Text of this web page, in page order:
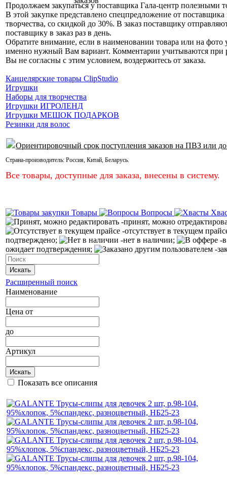
Продолжаем закупаться у поставщика Гала-центр полезными
В этой закупке представлено спецпредложение от
творчества, со скидкой до 30%. В заказ поставщику
поставщику в заказ раз в день.
Обратите внимание, если в наименовании товара или на фото
именно нужный Вам вариант. Комментарии учитываются при
Вы не согласны с этим условием, воздержитесь от заказа.
Канцелярские товары ClipStudio
Игрушки
Наборы для творчества
Игрушки ИГРОЛЕНД
Игрушки МЕШОК ПОДАРКОВ
Резинки для волос
Ориентировочный срок поступления заказов на ПВЗ или
Страна-производитель: Россия, Китай, Беларусь.
Все товары, доступные для заказа, внесены в систему.
Товары Вопросы
-принят, можно
-отсутствует в текущем
подтверждено;
-нет в наличии;
-
ожидает подтверждения;
-
Искать
Расширенный поиск
Наименование
Цена от
до
Артикул
Искать
Показать все описания